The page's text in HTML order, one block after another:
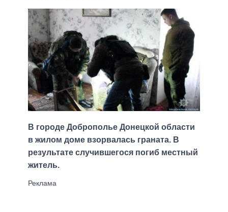
В городе Доброполье Донецкой области
в жилом доме взорвалась граната. В
результате случившегося погиб местный
житель.